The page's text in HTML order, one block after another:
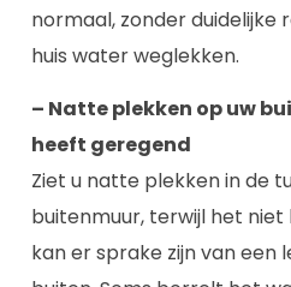
normaal, zonder duidelijke
huis water weglekken.
– Natte plekken op uw
heeft geregend
Ziet u natte plekken in de
buitenmuur, terwijl het
kan er sprake zijn van een